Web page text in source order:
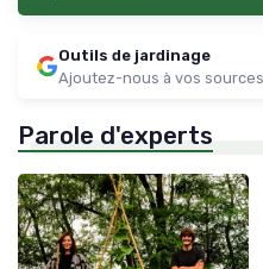
Outils de jardinage
Ajoutez-nous à vos
Parole d'experts